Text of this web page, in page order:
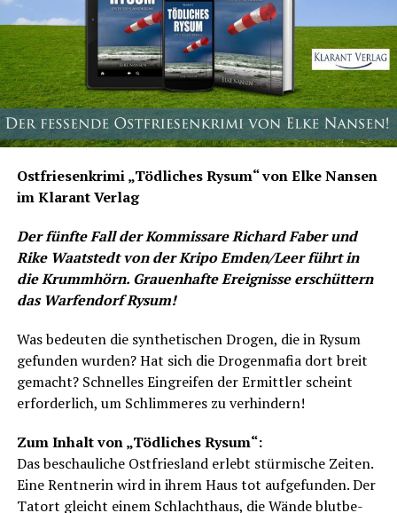
Ost­frie­sen­kri­mi „Töd­li­ches Rysum“ von Elke Nan­sen
im Klar­ant Verlag
Der fünf­te Fall der Kom­mis­sa­re Richard Faber und
Rike Waat­s­tedt von der Kri­po Emden/Leer führt in
die Krumm­hörn. Grau­en­haf­te Ereig­nis­se erschüt­tern
das War­fen­dorf Rysum!
Was bedeu­ten die syn­the­ti­schen Dro­gen, die in Rysum
gefun­den wur­den? Hat sich die Dro­gen­ma­fia dort breit
gemacht? Schnel­les Ein­grei­fen der Ermitt­ler scheint
erfor­der­lich, um Schlim­me­res zu verhindern!
Zum Inhalt von „Töd­li­ches Rysum“:
Das beschau­li­che Ost­fries­land erlebt stür­mi­sche Zei­ten.
Eine Rent­ne­rin wird in ihrem Haus tot auf­ge­fun­den. Der
Tat­ort gleicht einem Schlacht­haus, die Wän­de blut­be­